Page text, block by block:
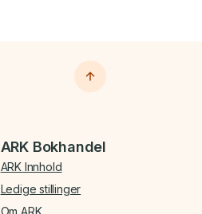
ARK Bokhandel
ARK Innhold
Ledige stillinger
Om ARK